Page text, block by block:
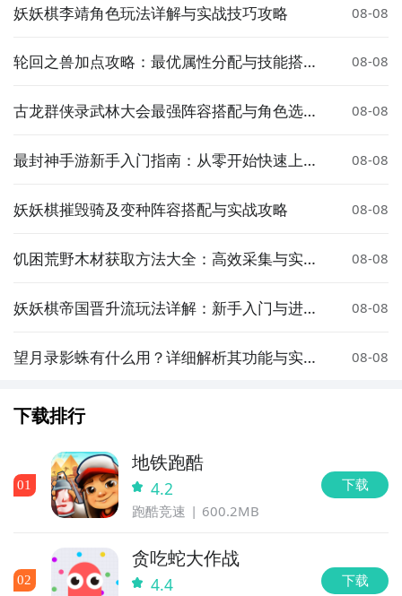
妖妖棋李靖角色玩法详解与实战技巧攻略 08-08
轮回之兽加点攻略：最优属性分配与技能搭配
08-08
古龙群侠录武林大会最强阵容搭配与角色选择
08-08
最封神手游新手入门指南：从零开始快速上手
08-08
妖妖棋摧毁骑及变种阵容搭配与实战攻略 08-08
饥困荒野木材获取方法大全：高效采集与实用
08-08
妖妖棋帝国晋升流玩法详解：新手入门与进阶
08-08
望月录影蛛有什么用？详细解析其功能与实际
08-08
下载排行
01
地铁跑酷
4.2
跑酷竞速 600.2MB
下载
02
贪吃蛇大作战
4.4 下载